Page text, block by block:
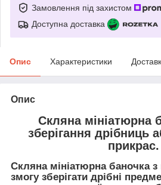
Замовлення під захистом
Доступна доставка
Опис Характеристики
Опис
Скляна мініатюрна
зберігання дрібниць
прикрас.
Скляна мініатюрна баночка
змогу зберігати дрібні